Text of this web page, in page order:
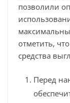
позволили
отметить,
средства
Перед